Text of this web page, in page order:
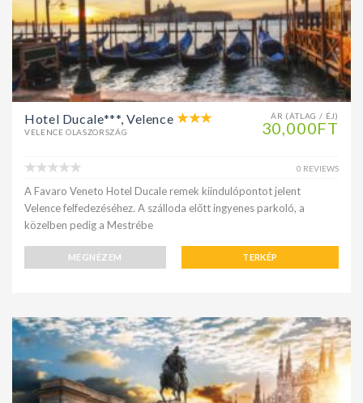
ÁR (ÁTLAG / ÉJ)
30,000FT
Hotel Ducale***, Velence
VELENCE OLASZORSZÁG
0 REVIEWS
A Favaro Veneto Hotel Ducale remek kiindulópontot jelent
Velence felfedezéséhez. A szálloda előtt ingyenes parkoló, a
közelben pedig a Mestrébe
MEGNÉZEM TERKÉP